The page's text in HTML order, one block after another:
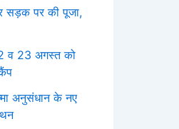
सड़क पर की पूजा,
व 23 अगस्त को
अनुसंधान के नए